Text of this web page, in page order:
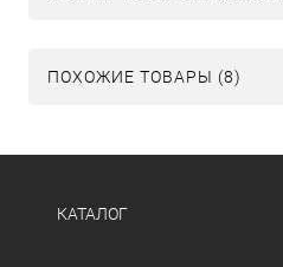
ПОХОЖИЕ ТОВАРЫ (8)
КАТАЛОГ